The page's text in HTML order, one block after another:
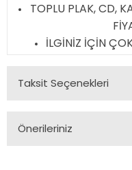
TOPLU PLAK, CD,
İLGİNİZ İÇİN
Taksit Seçenekleri
Önerileriniz